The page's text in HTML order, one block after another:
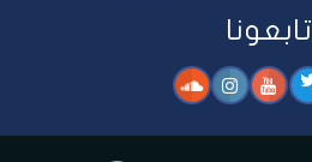
تابعونا